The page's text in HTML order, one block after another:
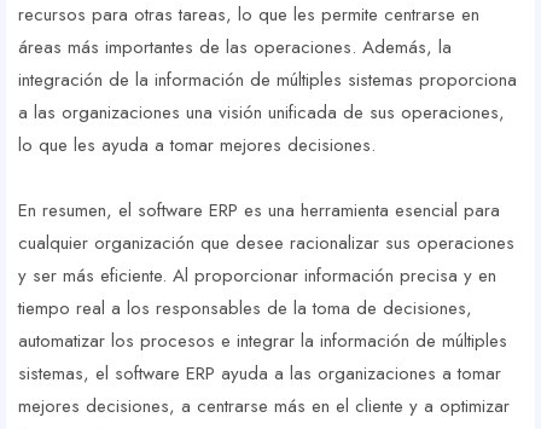
recursos para otras tareas, lo que les permite centrarse en
áreas más importantes de las operaciones. Además, la
integración de la información de múltiples sistemas proporciona
a las organizaciones una visión unificada de sus operaciones,
lo que les ayuda a tomar mejores decisiones.
En resumen, el software ERP es una herramienta esencial para
cualquier organización que desee racionalizar sus operaciones
y ser más eficiente. Al proporcionar información precisa y en
tiempo real a los responsables de la toma de decisiones,
automatizar los procesos e integrar la información de múltiples
sistemas, el software ERP ayuda a las organizaciones a tomar
mejores decisiones, a centrarse más en el cliente y a optimizar